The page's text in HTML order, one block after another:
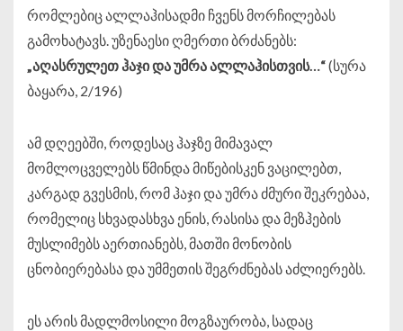
რომლებიც ალლაჰისადმი ჩვენს მორჩილებას
გამოხატავს. უზენაესი ღმერთი ბრძანებს:
„აღასრულეთჰაჯიდაუმრაალლაჰისთვის…“(სურა
ბაყარა, 2/196)
ამ დღეებში, როდესაც ჰაჯზე მიმავალ
მომლოცველებს წმინდა მიწებისკენ ვაცილებთ,
კარგად გვესმის, რომ ჰაჯი და უმრა ძმური შეკრებაა,
რომელიც სხვადასხვა ენის, რასისა და მეზჰების
მუსლიმებს აერთიანებს, მათში მონობის
ცნობიერებასა და უმმეთის შეგრძნებას აძლიერებს.
ეს არის მადლმოსილი მოგზაურობა, სადაც